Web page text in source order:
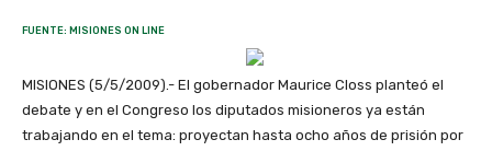
FUENTE: MISIONES ON LINE
MISIONES (5/5/2009).- El gobernador Maurice Closs planteó el
debate y en el Congreso los diputados misioneros ya están
trabajando en el tema: proyectan hasta ocho años de prisión por